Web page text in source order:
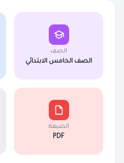
الصف
الصف الخامس الابتدائي
الصيغة
PDF